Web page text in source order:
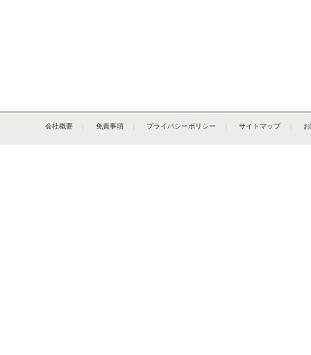
会社概要 免責事項 プライバシーポリシー サイトマップ｜